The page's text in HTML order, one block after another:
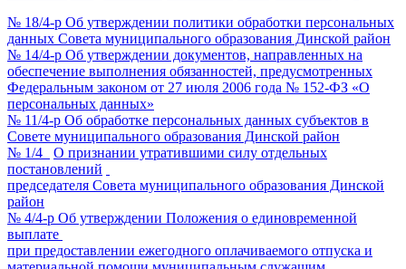
№ 18/4-р Об утверждении политики обработки персональных
данных Совета муниципального образования Динской район
№ 14/4-р Об утверждении документов, направленных на
обеспечение выполнения обязанностей, предусмотренных
Федеральным законом от 27 июля 2006 года № 152-ФЗ «О
персональных данных»
№ 11/4-р Об обработке персональных данных субъектов в
Совете муниципального образования Динской район
№ 1/4
О признании утратившими силу отдельных
постановлений
председателя Совета муниципального образования Динской
район
№ 4/4-р Об утверждении Положения о единовременной
выплате
при предоставлении ежегодного оплачиваемого отпуска и